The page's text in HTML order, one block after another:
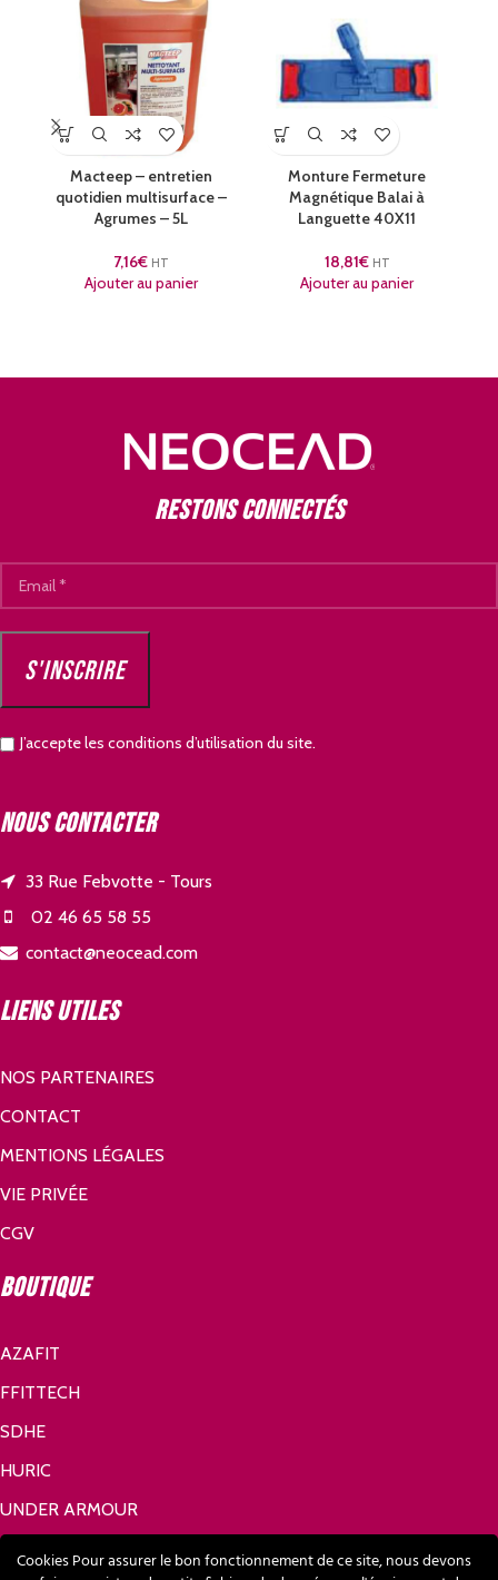
Macteep – entretien
quotidien multisurface –
Agrumes – 5L
7,16€ HT
Ajouter au panier
Monture Fermeture
Magnétique Balai à
Languette 40X11
18,81€ HT
Ajouter au panier
Restons connectés
J’accepte les conditions d’utilisation du site.
Nous contacter
33 Rue Febvotte - Tours
02 46 65 58 55
contact@neocead.com
Liens utiles
NOS PARTENAIRES
CONTACT
MENTIONS LÉGALES
VIE PRIVÉE
CGV
Boutique
AZAFIT
FFITTECH
SDHE
HURIC
UNDER ARMOUR
Réseaux sociaux
Cookies Pour assurer le bon fonctionnement de ce site, nous devons